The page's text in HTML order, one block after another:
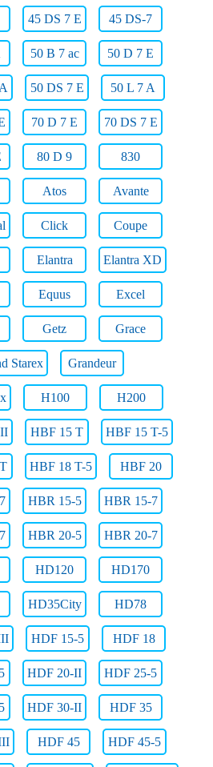
45 DS 7 E 45 DS-7
50 B 7 ac 50 D 7 E
50 DS 7 E 50 L 7 A
70 D 7 E 70 DS 7 E
80 D 9 830
Atos Avante
Click Coupe
Elantra Elantra XD
Equus Excel
Getz Grace
Starex Grandeur
H100 H200
HBF 15 T HBF 15 T-5
HBF 18 T-5 HBF 20
HBR 15-5 HBR 15-7
HBR 20-5 HBR 20-7
HD120 HD170
HD35City HD78
HDF 15-5 HDF 18
HDF 20-II HDF 25-5
HDF 30-II HDF 35
HDF 45 HDF 45-5